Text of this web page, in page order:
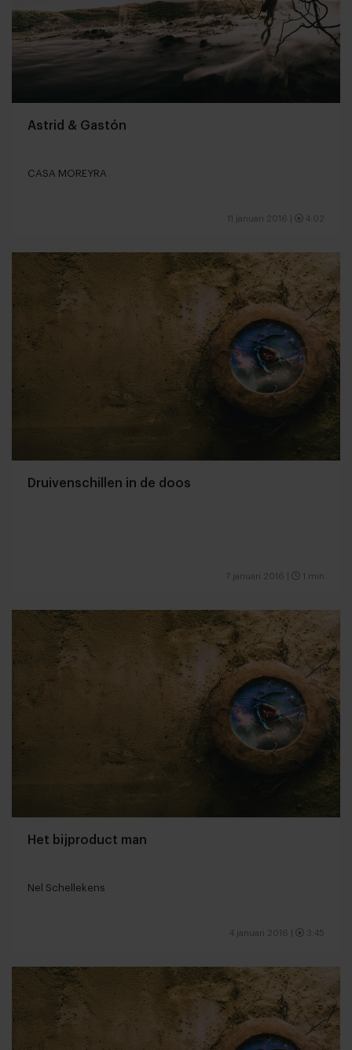
Astrid & Gastón
CASA MOREYRA
11 januari 2016 4:02
Druivenschillen in de doos
7 januari 2016 1 min
Het bijproduct man
Nel Schellekens
4 januari 2016 3:45